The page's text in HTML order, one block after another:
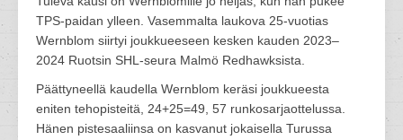
TPS-paidan ylleen. Vasemmalta laukova 25-vuotias
Wernblom siirtyi joukkueeseen kesken kauden 2023–
2024 Ruotsin SHL-seura Malmö Redhawksista.
Päättyneellä kaudella Wernblom keräsi joukkueesta
eniten tehopisteitä, 24+25=49, 57 runkosarjaottelussa.
Hänen pistesaaliinsa on kasvanut jokaisella Turussa